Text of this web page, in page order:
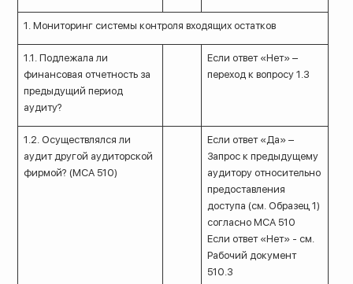
1. Мониторинг системы контроля входящих остатков
1.1. Подлежала ли
финансовая отчетность за
предыдущий период
аудиту?
Если ответ «Нет» –
переход к вопросу 1.3
1.2. Осуществлялся ли
аудит другой аудиторской
фирмой? (МСА 510)
Если ответ «Да» –
Запрос к предыдущему
аудитору относительно
предоставления
доступа (см. Образец 1)
согласно МСА 510
Если ответ «Нет» - см.
Рабочий документ
510.3